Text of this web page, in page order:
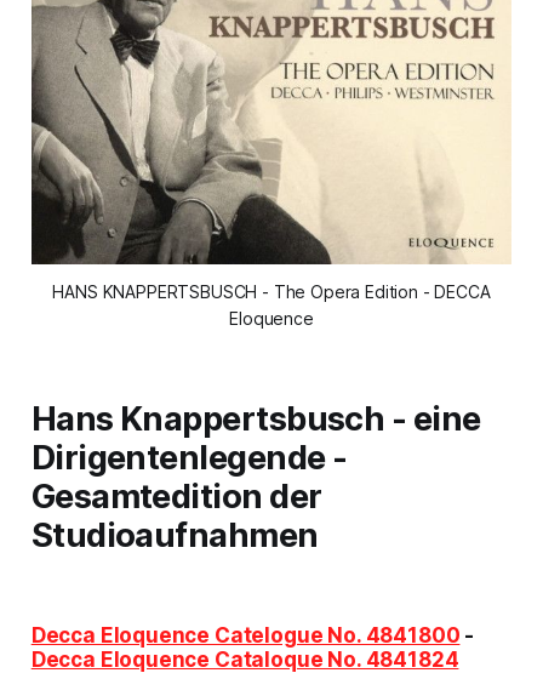
HANS KNAPPERTSBUSCH - The Opera Edition - DECCA
Eloquence
Hans Knappertsbusch - eine
Dirigentenlegende -
Gesamtedition der
Studioaufnahmen
Decca Eloquence Catelogue No. 4841800 -
Decca Eloquence Cataloque No. 4841824